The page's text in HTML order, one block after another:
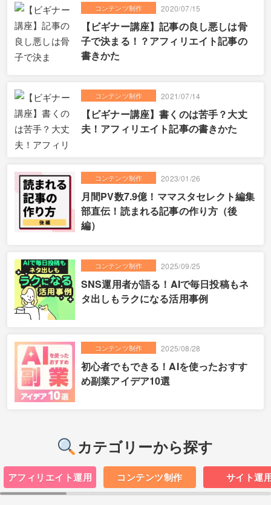
コンテンツ制作 2020/07/15
【ビギナー講座】記事の良し悪しは骨
子で決まる！？アフィリエイト記事の
書きかた
コンテンツ制作 2021/07/14
【ビギナー講座】書くのは苦手？大丈
夫！アフィリエイト記事の書きかた
コンテンツ制作 2023/01/26
月間PV数7.9億！ママスタセレクト編集
部直伝！読まれる記事の作り方（後
編）
コンテンツ制作 2025/09/25
SNS運用者が語る！AIで毎日投稿もネ
タ出しもラクになる活用事例
コンテンツ制作 2025/08/28
初心者でもできる！AIを使ったおすす
め副業アイデア10選
カテゴリーから探す
アフィリエイト運用 コンテンツ制作 サイト運